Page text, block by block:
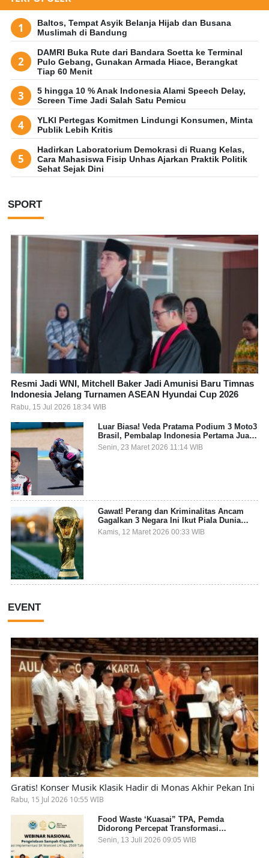
Baltos, Tempat Asyik Belanja Hijab dan Busana
Muslimah di Bandung
DAMRI Buka Rute dari Bandara Soetta ke Terminal
Pulo Gebang, Gunakan Armada Hiace, Berangkat
Tiap 60 Menit
5 hingga 10 % Anak Indonesia Alami Speech Delay,
Screen Time Jadi Salah Satu Pemicu
YLKI Pertegas Komitmen Lindungi Konsumen, Minta
Publik Lebih Kritis
Hadirkan Laboratorium Demokrasi di Ruang Kelas,
Cara Mahasiswa Fisip Unhas Ajarkan Praktik Politik
Sehat Sejak Dini
SPORT
Resmi Jadi WNI, Mitchell Baker Jadi Amunisi Baru Timnas
Indonesia Jelang Turnamen ASEAN Hyundai Cup 2026
Rabu, 15 Jul 2026 18:34 WIB
Luar Biasa! Veda Pratama Podium 3 Moto3
Brasil, Pembalap Indonesia Pertama Juara
Grand Prix
Senin, 23 Maret 2026 11:14 WIB
Gawat! Perang dan Kriminalitas Ancam
Gagalkan 3 Negara Ini Ikut Piala Dunia
2026
Kamis, 12 Maret 2026 00:33 WIB
EVENT
Gratis! Konser Musik Klasik Hadir di Monas Akhir Pekan Ini
Rabu, 15 Jul 2026 10:55 WIB
Food Waste ‘Kuasai” TPA, Pemda
Didorong Percepat Transformasi
Pengelolaan Sampah Organik dari Sumber
Senin, 13 Juli 2026 09:05 WIB